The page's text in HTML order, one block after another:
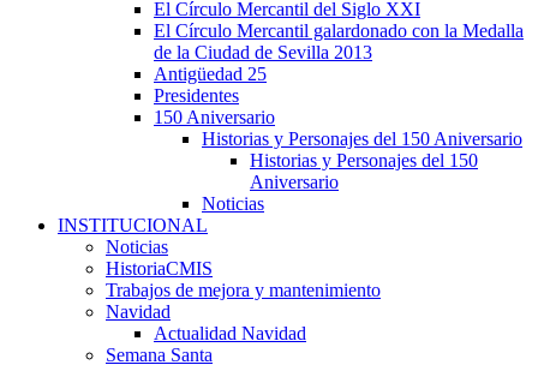
El Círculo Mercantil del Siglo XXI
El Círculo Mercantil galardonado con la Medalla
de la Ciudad de Sevilla 2013
Antigüedad 25
Presidentes
150 Aniversario
Historias y Personajes del 150 Aniversario
Historias y Personajes del 150
Aniversario
Noticias
INSTITUCIONAL
Noticias
HistoriaCMIS
Trabajos de mejora y mantenimiento
Navidad
Actualidad Navidad
Semana Santa